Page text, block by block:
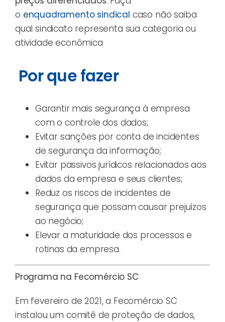
o enquadramento sindical caso não saiba
qual sindicato representa sua categoria ou
atividade econômica
Por que fazer
Garantir mais segurança à empresa
com o controle dos dados;
Evitar sanções por conta de incidentes
de segurança da informação;
Evitar passivos jurídicos relacionados aos
dados da empresa e seus clientes;
Reduz os riscos de incidentes de
segurança que possam causar prejuízos
ao negócio;
Elevar a maturidade dos processos e
rotinas da empresa.
Programa na Fecomércio SC
Em fevereiro de 2021, a Fecomércio SC
instalou um comitê de proteção de dados,